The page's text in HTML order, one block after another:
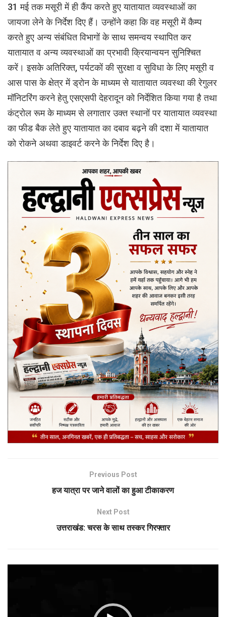
31 मई तक मसूरी में ही कैंप करते हुए यातायात व्यवस्थाओं का
जायजा लेने के निर्देश दिए हैं। उन्होंने कहा कि वह मसूरी में कैम्प
करते हुए अन्य संबंधित विभागों के साथ समन्वय स्थापित कर
यातायात व अन्य व्यवस्थाओं का प्रभावी क्रियान्वयन सुनिश्चित
करें। इसके अतिरिक्त, पर्यटकों की सुरक्षा व सुविधा के लिए मसूरी व
आस पास के क्षेत्र में ड्रोन के माध्यम से यातायात व्यवस्था की रेगुलर
मॉनिटरिंग करने हेतु एसएसपी देहरादून को निर्देशित किया गया है तथा
कंट्रोल रूम के माध्यम से लगातार उक्त स्थानों पर यातायात व्यवस्था
का फीड बैक लेते हुए यातायात का दबाव बढ़ने की दशा में यातायात
को रोकने अथवा डाइवर्ट करने के निर्देश दिए है।
Previous Post
हज यात्रा पर जाने वालों का हुआ टीकाकरण
Next Post
उत्तराखंड: चरस के साथ तस्कर गिरफ्तार